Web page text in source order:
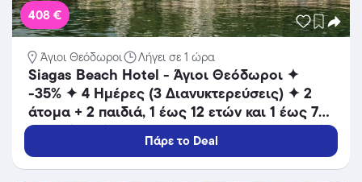
408 €
Άγιοι Θεόδωροι Λήγει σε 1 ώρα
Siagas Beach Hotel - Άγιοι Θεόδωροι ✦
-35% ✦ 4 Ημέρες (3 Διανυκτερεύσεις) ✦ 2
άτομα + 2 παιδιά, 1 έως 12 ετών και 1 έως 7
ετών ✦ 12 ✦ 18/08/2026 έως 25/08/2026 ✦
Καθημερινή προβολή παιδικών ταινιών!
Πάρε το Deal